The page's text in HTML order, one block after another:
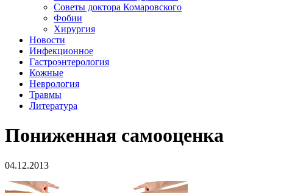
Советы доктора Комаровского
Фобии
Хирургия
Новости
Инфекционное
Гастроэнтерология
Кожные
Неврология
Травмы
Литература
Пониженная самооценка
04.12.2013